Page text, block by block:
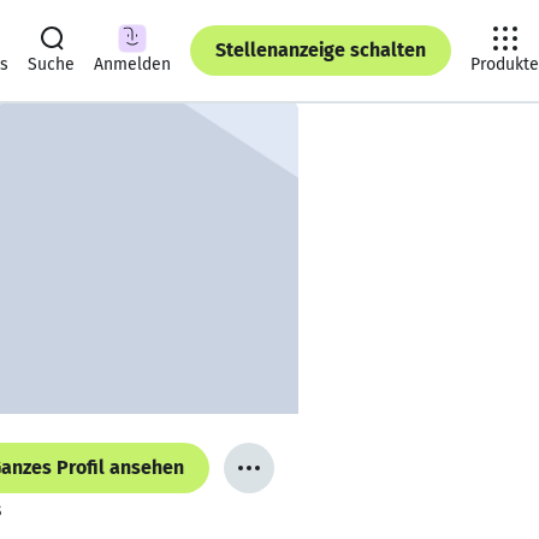
Suche Anmelden
Stellenanzeige schalten
Produkte
Profil ansehen